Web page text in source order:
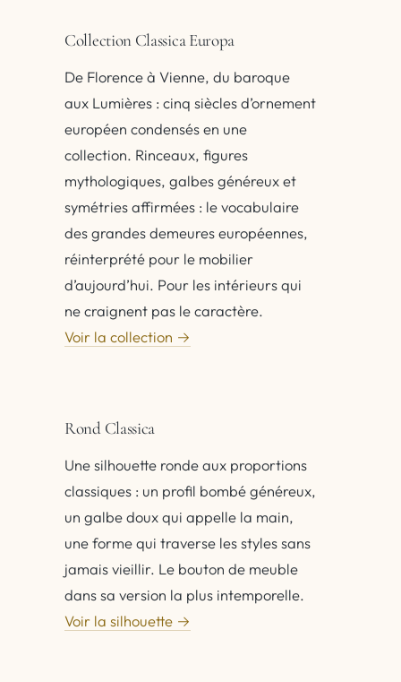
Collection Classica Europa
De Florence à Vienne, du baroque
aux Lumières : cinq siècles d’ornement
européen condensés en une
collection. Rinceaux, figures
mythologiques, galbes généreux et
symétries affirmées : le vocabulaire
des grandes demeures européennes,
réinterprété pour le mobilier
d’aujourd’hui. Pour les intérieurs qui
ne craignent pas le caractère.
Voir la collection →
Rond Classica
Une silhouette ronde aux proportions
classiques : un profil bombé généreux,
un galbe doux qui appelle la main,
une forme qui traverse les styles sans
jamais vieillir. Le bouton de meuble
dans sa version la plus intemporelle.
Voir la silhouette →